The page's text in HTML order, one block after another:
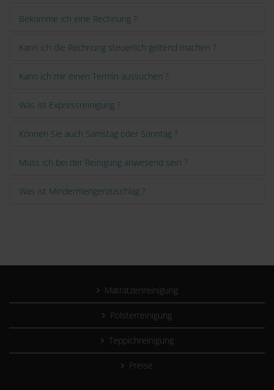
Bekomme ich eine Rechnung ?
Kann ich die Rechnung steuerlich geltend machen ?
Kann ich mir einen Termin aussuchen ?
Was ist Expressreinigung ?
Können Sie auch Samstag oder Sonntag ?
Muss ich bei der Reinigung anwesend sein ?
Was ist Mindermengenzuschlag ?
Matratzenreinigung
Polsterreinigung
Teppichreinigung
Preise